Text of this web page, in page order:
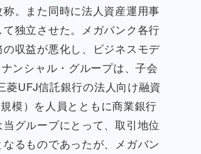
。また同時に法人資産運用事
独立させた。メガバンク各行
収益が悪化し、ビジネスモデ
ンシャル・グループは、子会
UFJ信託銀行の法人向け融資
模）を人員とともに商業銀行
グループにとって、取引地位
るものであったが、メガバン